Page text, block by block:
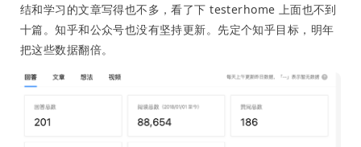
结和学习的文章写得也不多，看了下 testerhome 上面也不到
十篇。知乎和公众号也没有坚持更新。先定个知乎目标，明年
把这些数据翻倍。